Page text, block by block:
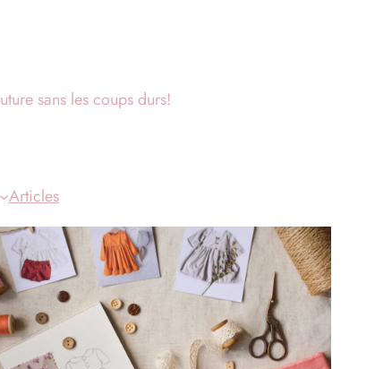
sans les coups durs!
Articles